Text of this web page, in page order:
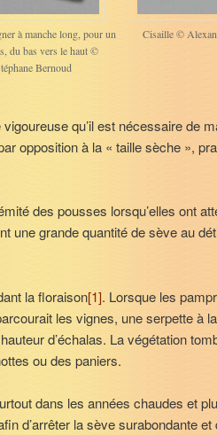
à manche long, pour un
du bas vers le haut ©
Bernoud
Cisaille ©
qu’il est nécessaire de
opposition à la « taille sèche »,
des pousses lorsqu’elles ont
une grande quantité de sève au
la floraison[1]. Lorsque les
les vignes, une serpette à
d’échalas. La végétation
ou des paniers.
dans les années chaudes et
d’arrêter la sève surabondante